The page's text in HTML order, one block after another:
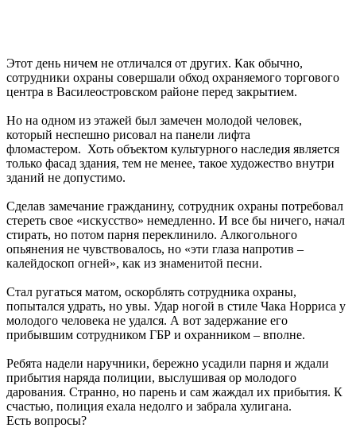
Этот день ничем не отличался от других. Как обычно,
сотрудники охраны совершали обход охраняемого торгового
центра в Василеостровском районе перед закрытием.
Но на одном из этажей был замечен молодой человек,
который неспешно рисовал на панели лифта
фломастером. Хоть объектом культурного наследия является
только фасад здания, тем не менее, такое художество внутри
зданий не допустимо.
Сделав замечание гражданину, сотрудник охраны потребовал
стереть свое «искусство» немедленно. И все бы ничего, начал
стирать, но потом парня переклинило. Алкогольного
опьянения не чувствовалось, но «эти глаза напротив –
калейдоскоп огней», как из знаменитой песни.
Стал ругаться матом, оскорблять сотрудника охраны,
попытался удрать, но увы. Удар ногой в стиле Чака Норриса у
молодого человека не удался. А вот задержание его
прибывшим сотрудником ГБР и охранником – вполне.
Ребята надели наручники, бережно усадили парня и ждали
прибытия наряда полиции, выслушивая ор молодого
дарования. Странно, но парень и сам жаждал их прибытия. К
счастью, полиция ехала недолго и забрала хулигана.
Есть вопросы?